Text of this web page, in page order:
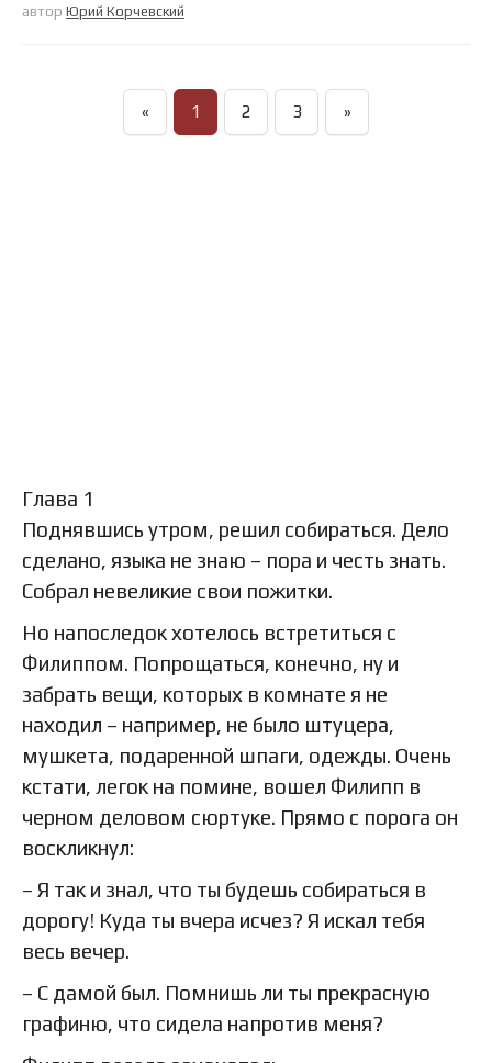
автор Юрий Корчевский
« 1 2 3 »
Глава 1
Поднявшись утром, решил собираться. Дело
сделано, языка не знаю – пора и честь знать.
Собрал невеликие свои пожитки.
Но напоследок хотелось встретиться с
Филиппом. Попрощаться, конечно, ну и
забрать вещи, которых в комнате я не
находил – например, не было штуцера,
мушкета, подаренной шпаги, одежды. Очень
кстати, легок на помине, вошел Филипп в
черном деловом сюртуке. Прямо с порога он
воскликнул:
– Я так и знал, что ты будешь собираться в
дорогу! Куда ты вчера исчез? Я искал тебя
весь вечер.
– С дамой был. Помнишь ли ты прекрасную
графиню, что сидела напротив меня?